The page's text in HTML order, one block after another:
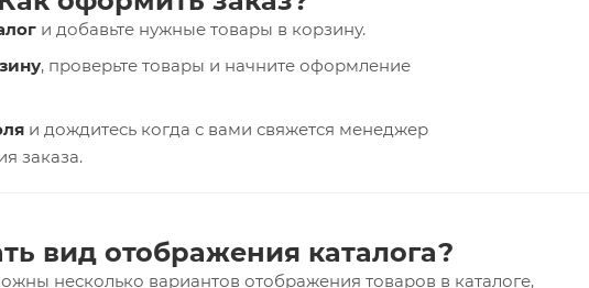
и добавьте нужные товары в корзину.
, проверьте товары и начните оформление
и дождитесь когда с вами свяжется менеджер
заказа.
вид отображения каталога?
несколько вариантов отображения товаров в каталоге,